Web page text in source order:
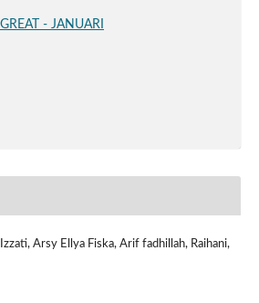
- JANUARI
Arsy Ellya Fiska, Arif fadhillah, Raihani,